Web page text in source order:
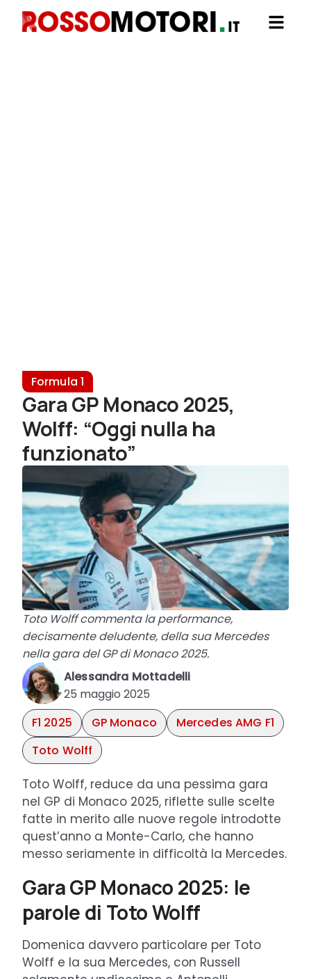
Formula 1
Gara GP Monaco 2025,
Wolff: “Oggi nulla ha
funzionato”
Toto Wolff commenta la performance,
decisamente deludente, della sua Mercedes
nella gara del GP di Monaco 2025.
Alessandra Mottadelli
25 maggio 2025
F1 2025
GP Monaco
Mercedes AMG F1
Toto Wolff
Toto Wolff, reduce da una pessima gara
nel GP di Monaco 2025, riflette sulle scelte
fatte in merito alle nuove regole introdotte
quest’anno a Monte-Carlo, che hanno
messo seriamente in difficoltà la Mercedes.
Gara GP Monaco 2025: le
parole di Toto Wolff
Domenica davvero particolare per Toto
Wolff e la sua Mercedes, con Russell